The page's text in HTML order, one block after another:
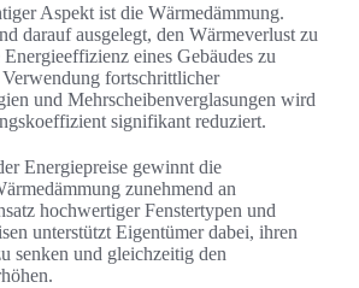
Aspekt ist die Wärmedämmung.
darauf ausgelegt, den Wärmeverlust zu
eines Gebäudes zu
fortschrittlicher
und Mehrscheibenverglasungen wird
signifikant reduziert.
Energiepreise gewinnt die
zunehmend an
hochwertiger Fenstertypen und
unterstützt Eigentümer dabei, ihren
senken und gleichzeitig den